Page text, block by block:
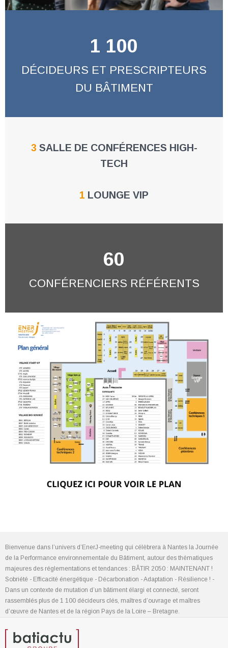
1 100
DÉCIDEURS ET PRESCRIPTEURS
DU BÂTIMENT
3 SALLE DE CONFÉRENCES HIGH-
TECH
1 LOUNGE VIP
60
CONFÉRENCIERS RÉFÉRENTS
Bienvenue dans l’univers d’EnerJ-meeting qui célèbrera à Nantes la Journée
de la Performance environnementale du Bâtiment, autour des thématiques
majeures des réglementations et tendances : BÂTIR 2050 : MAINTENANT !
Sobriété - Efficacité énergétique - Décarbonation - Adaptation - Résilience ! -
Dans un contexte de mutation d’un bâtiment élargi et connecté, seront
rassemblés plus de 1 100 décideurs clés, maîtres d’ouvrage et maîtres
d’œuvre de Nantes et de la région Pays de la Loire – Bretagne.